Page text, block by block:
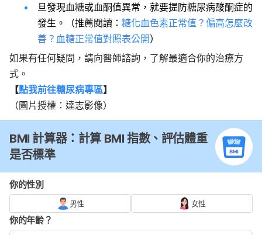
旦發現血糖或血酮值異常，就要提防糖尿病酸酮症的
發生。（推薦閱讀： 糖化血色素正常值？偏高怎麼改
善？血糖正常值對照表公開）
如果有任何疑問，請向醫師諮詢，了解最適合你的治療方
式。
【點我前往糖尿病專區】
（圖片授權：達志影像）
BMI 計算器：計算 BMI 指數、評估體重
是否標準
你的性別
男性 女性
你的年齡？